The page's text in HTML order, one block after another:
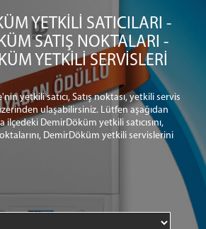
YETKİLİ SATICILARI -
SATIŞ NOKTALARI -
YETKİLİ SERVİSLERİ
yetkili satıcı, Satış noktası, yetkili servis
ulaşabilirsiniz. Lütfen aşağıdan
DemirDöküm yetkili satıcısını,
DemirDöküm yetkili servislerini